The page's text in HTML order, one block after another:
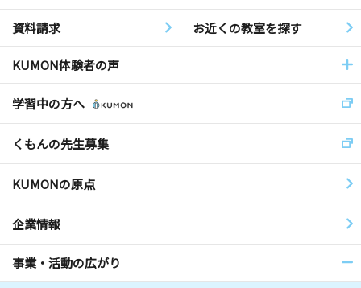
資料請求 お近くの教室を探す
KUMON体験者の声
学習中の方へ
くもんの先生募集
KUMONの原点
企業情報
事業・活動の広がり